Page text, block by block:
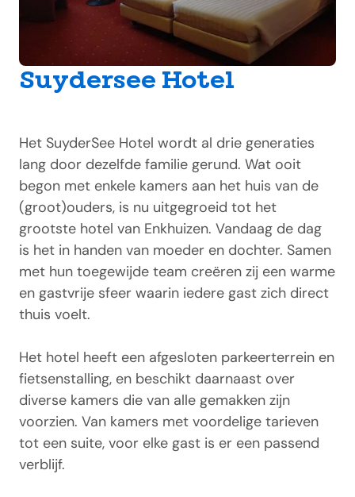
Suydersee Hotel
Het SuyderSee Hotel wordt al drie generaties
lang door dezelfde familie gerund. Wat ooit
begon met enkele kamers aan het huis van de
(groot)ouders, is nu uitgegroeid tot het
grootste hotel van Enkhuizen. Vandaag de dag
is het in handen van moeder en dochter. Samen
met hun toegewijde team creëren zij een warme
en gastvrije sfeer waarin iedere gast zich direct
thuis voelt.
Het hotel heeft een afgesloten parkeerterrein en
fietsenstalling, en beschikt daarnaast over
diverse kamers die van alle gemakken zijn
voorzien. Van kamers met voordelige tarieven
tot een suite, voor elke gast is er een passend
verblijf.